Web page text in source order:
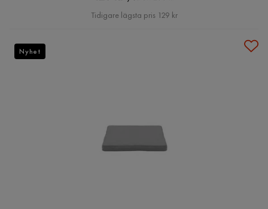
Pris
Tidigare lägsta pris 129 kr
Nyhet